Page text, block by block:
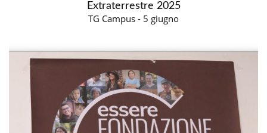
Extraterrestre 2025
TG Campus - 5 giugno